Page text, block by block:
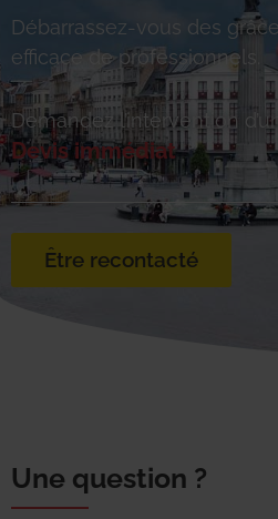
Débarrassez-vous des
efficace de professionnels.
Demandez l’intervention
Devis immédiat
Être recontacté
Une question ?